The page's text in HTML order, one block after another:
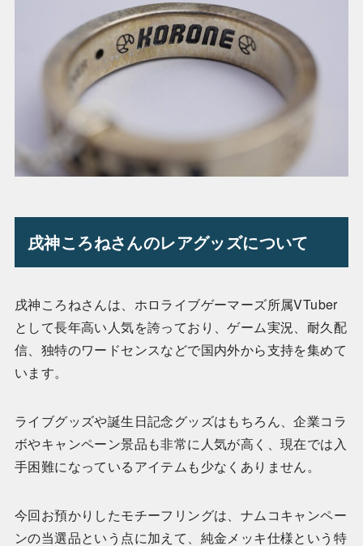
戌神ころねさんのレアグッズについて
戌神ころねさんは、ホロライブゲーマーズ所属VTuber
として長年高い人気を誇っており、ゲーム実況、耐久配
信、独特のワードセンスなどで国内外から支持を集めて
います。
ライブグッズや誕生日記念グッズはもちろん、企業コラ
ボやキャンペーン景品も非常に人気が高く、現在では入
手困難になっているアイテムも少なくありません。
今回お預かりしたモチーフリングは、ナムコキャンペー
ンの当選品という点に加えて、純金メッキ仕様という特